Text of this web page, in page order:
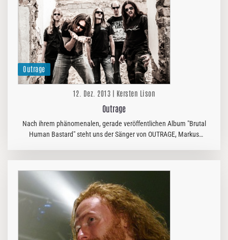
Outrage
12. Dez. 2013 | Kersten Lison
Outrage
Nach ihrem phänomenalen, gerade veröffentlichen Album "Brutal
Human Bastard" steht uns der Sänger von OUTRAGE, Markus